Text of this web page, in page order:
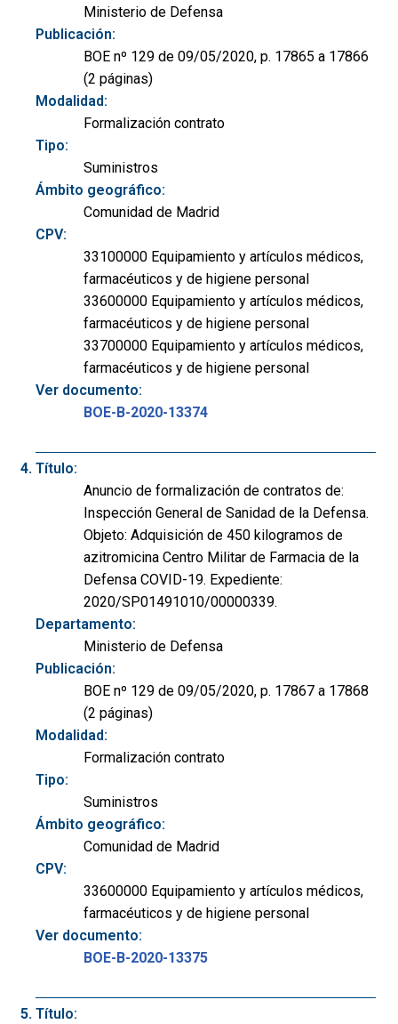
Ministerio de Defensa
Publicación:
BOE nº 129 de 09/05/2020, p. 17865 a 17866
(2 páginas)
Modalidad:
Formalización contrato
Tipo:
Suministros
Ámbito geográfico:
Comunidad de Madrid
CPV:
33100000 Equipamiento y artículos médicos,
farmacéuticos y de higiene personal
33600000 Equipamiento y artículos médicos,
farmacéuticos y de higiene personal
33700000 Equipamiento y artículos médicos,
farmacéuticos y de higiene personal
Ver documento:
BOE-B-2020-13374
Título:
Anuncio de formalización de contratos de:
Inspección General de Sanidad de la Defensa.
Objeto: Adquisición de 450 kilogramos de
azitromicina Centro Militar de Farmacia de la
Defensa COVID-19. Expediente:
2020/SP01491010/00000339.
Departamento:
Ministerio de Defensa
Publicación:
BOE nº 129 de 09/05/2020, p. 17867 a 17868
(2 páginas)
Modalidad:
Formalización contrato
Tipo:
Suministros
Ámbito geográfico:
Comunidad de Madrid
CPV:
33600000 Equipamiento y artículos médicos,
farmacéuticos y de higiene personal
Ver documento:
BOE-B-2020-13375
Título: